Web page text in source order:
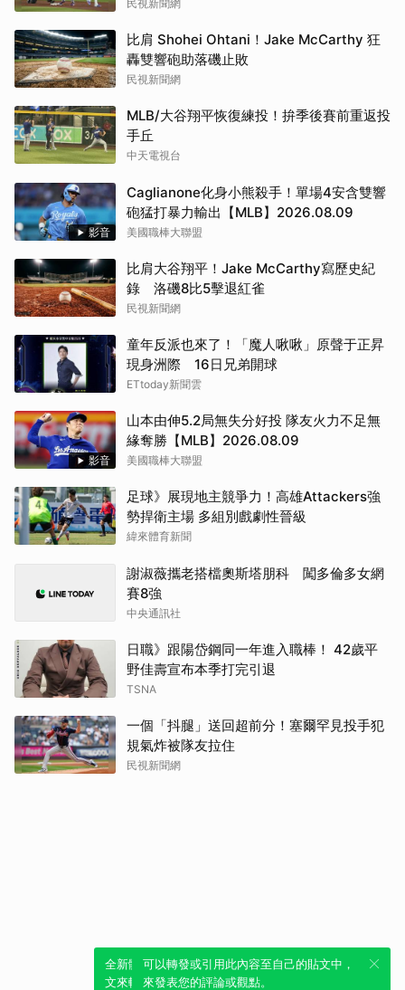
民視新聞網
比肩 Shohei Ohtani！Jake McCarthy 狂
轟雙響砲助落磯止敗
民視新聞網
MLB/大谷翔平恢復練投！拚季後賽前重返投
手丘
中天電視台
影音
Caglianone化身小熊殺手！單場4安含雙響
砲猛打暴力輸出【MLB】2026.08.09
美國職棒大聯盟
比肩大谷翔平！Jake McCarthy寫歷史紀
錄 洛磯8比5擊退紅雀
民視新聞網
童年反派也來了！「魔人啾啾」原聲于正昇
現身洲際 16日兄弟開球
ETtoday新聞雲
影音
山本由伸5.2局無失分好投 隊友火力不足無
緣奪勝【MLB】2026.08.09
美國職棒大聯盟
足球》展現地主競爭力！高雄Attackers強
勢捍衛主場 多組別戲劇性晉級
緯來體育新聞
謝淑薇攜老搭檔奧斯塔朋科 闖多倫多女網
賽8強
中央通訊社
日職》跟陽岱鋼同一年進入職棒！ 42歲平
野佳壽宣布本季打完引退
TSNA
一個「抖腿」送回超前分！塞爾罕見投手犯
規氣炸被隊友拉住
民視新聞網
全新體驗！一鍵引用此內容，透過發布貼
文來輕鬆表達個人立場。
可以轉發或引用此內容至自己的貼文中，
來發表您的評論或觀點。